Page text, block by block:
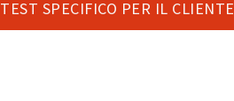
TEST SPECIFICO PER IL CLIENTE